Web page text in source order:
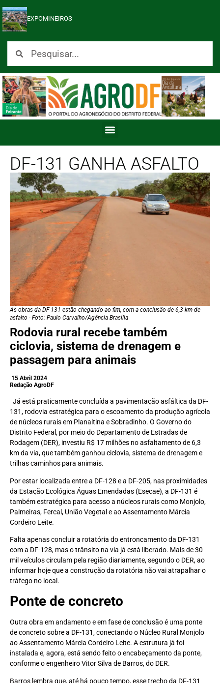
EXPOMINEIROS
DF-131 GANHA ASFALTO
As obras da DF-131 estão chegando ao fim, com a conclusão de 6,3 km de
asfalto - Foto: Paulo Carvalho/Agência Brasília
Rodovia rural recebe também
ciclovia, sistema de drenagem e
passagem para animais
15 Abril 2024
Redação AgroDF
Já está praticamente concluída a pavimentação asfáltica da DF-
131, rodovia estratégica para o escoamento da produção agrícola
de núcleos rurais em Planaltina e Sobradinho. O Governo do
Distrito Federal, por meio do Departamento de Estradas de
Rodagem (DER), investiu R$ 17 milhões no asfaltamento de 6,3
km da via, que também ganhou ciclovia, sistema de drenagem e
trilhas caminhos para animais.
Por estar localizada entre a DF-128 e a DF-205, nas proximidades
da Estação Ecológica Águas Emendadas (Esecae), a DF-131 é
também estratégica para acesso a núcleos rurais como Monjolo,
Palmeiras, Fercal, União Vegetal e ao Assentamento Márcia
Cordeiro Leite.
Falta apenas concluir a rotatória do entroncamento da DF-131
com a DF-128, mas o trânsito na via já está liberado. Mais de 30
mil veículos circulam pela região diariamente, segundo o DER, ao
informar hoje que a construção da rotatória não vai atrapalhar o
tráfego no local.
Ponte de concreto
Outra obra em andamento e em fase de conclusão é uma ponte
de concreto sobre a DF-131, conectando o Núcleo Rural Monjolo
ao Assentamento Márcia Cordeiro Leite. A estrutura já foi
instalada e, agora, está sendo feito o encabeçamento da ponte,
conforme o engenheiro Vitor Silva de Barros, do DER.
Barros lembra que, até há pouco tempo, esse trecho da DF-131